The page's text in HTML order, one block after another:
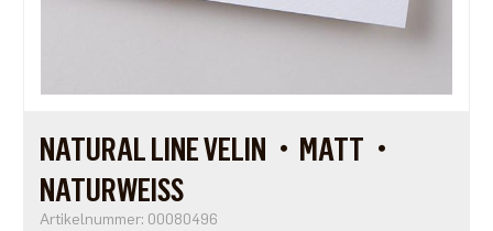
NATURAL LINE VELIN・MATT・
NATURWEISS
Artikelnummer: 00080496